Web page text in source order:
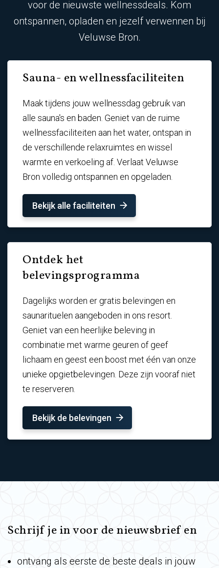
voor de nieuwste wellnessdeals. Kom
ontspannen, opladen en jezelf verwennen bij
Veluwse Bron.
Sauna- en wellnessfaciliteiten
Maak tijdens jouw wellnessdag gebruik van
alle sauna's en baden. Geniet van de ruime
wellnessfaciliteiten aan het water, ontspan in
de verschillende relaxruimtes en wissel
warmte en verkoeling af. Verlaat Veluwse
Bron volledig ontspannen en opgeladen.
Bekijk alle faciliteiten
Ontdek het
belevingsprogramma
Dagelijks worden er gratis belevingen en
saunarituelen aangeboden in ons resort.
Geniet van een heerlijke beleving in
combinatie met warme geuren of geef
lichaam en geest een boost met één van onze
unieke opgietbelevingen. Deze zijn vooraf niet
te reserveren.
Bekijk de belevingen
Schrijf je in voor de nieuwsbrief en
ontvang als eerste de beste deals in jouw